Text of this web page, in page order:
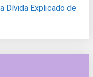
Dívida Explicado de